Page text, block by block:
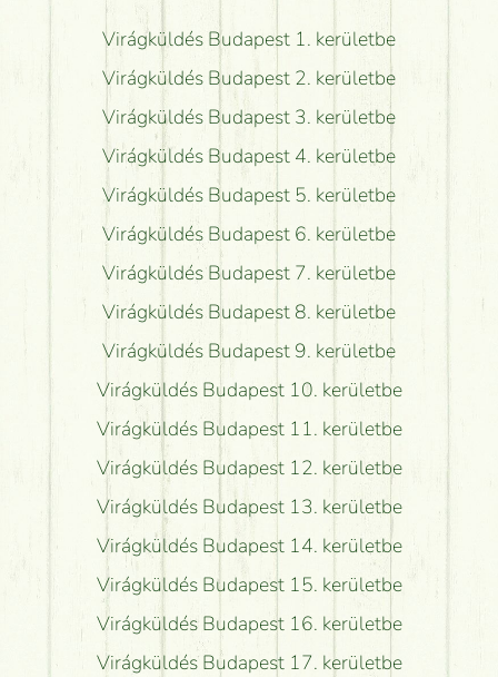
Virágküldés Budapest 1. kerületbe
Virágküldés Budapest 2. kerületbe
Virágküldés Budapest 3. kerületbe
Virágküldés Budapest 4. kerületbe
Virágküldés Budapest 5. kerületbe
Virágküldés Budapest 6. kerületbe
Virágküldés Budapest 7. kerületbe
Virágküldés Budapest 8. kerületbe
Virágküldés Budapest 9. kerületbe
Virágküldés Budapest 10. kerületbe
Virágküldés Budapest 11. kerületbe
Virágküldés Budapest 12. kerületbe
Virágküldés Budapest 13. kerületbe
Virágküldés Budapest 14. kerületbe
Virágküldés Budapest 15. kerületbe
Virágküldés Budapest 16. kerületbe
Virágküldés Budapest 17. kerületbe